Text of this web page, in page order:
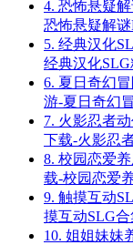
4. 恐怖悬疑
恐怖悬疑解谜
5. 经典汉化
经典汉化
6. 夏日奇幻
游-夏日奇幻
7. 火影忍者
下载-火影忍
8. 校园恋爱
载-校园恋爱
9. 触摸互动
摸互动SLG合
10. 姐姐妹妹